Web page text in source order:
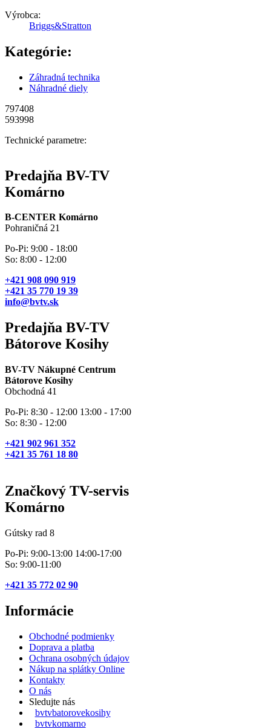
Výrobca:
Briggs&Stratton
Kategórie:
Záhradná technika
Náhradné diely
797408
593998
Technické parametre:
Predajňa BV-TV
Komárno
B-CENTER Komárno
Pohraničná 21
Po-Pi: 9:00 - 18:00
So: 8:00 - 12:00
+421 908 090 919
+421 35 770 19 39
info@bvtv.sk
Predajňa BV-TV
Bátorove Kosihy
BV-TV Nákupné Centrum
Bátorove Kosihy
Obchodná 41
Po-Pi: 8:30 - 12:00 13:00 - 17:00
So: 8:30 - 12:00
+421 902 961 352
+421 35 761 18 80
Značkový TV-servis
Komárno
Gútsky rad 8
Po-Pi: 9:00-13:00 14:00-17:00
So: 9:00-11:00
+421 35 772 02 90
Informácie
Obchodné podmienky
Doprava a platba
Ochrana osobných údajov
Nákup na splátky Online
Kontakty
O nás
Sledujte nás
bvtvbatorovekosihy
bvtvkomarno